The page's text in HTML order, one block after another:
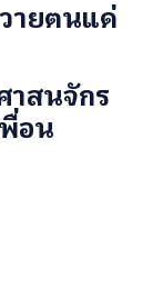
ายตนแด่
าสนจักร
อน